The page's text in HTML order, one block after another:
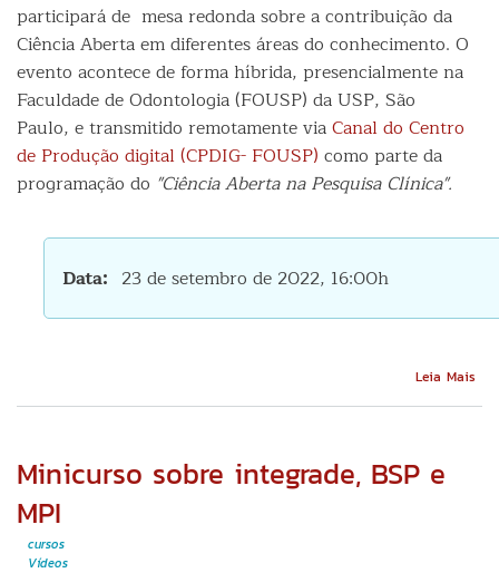
participará de mesa redonda sobre a contribuição da
Ciência Aberta em diferentes áreas do conhecimento. O
evento acontece de forma híbrida, presencialmente na
Faculdade de Odontologia (FOUSP) da USP, São
Paulo, e transmitido remotamente viaCanal do Centro
de Produção digital (CPDIG- FOUSP) como parte da
programação do "Ciência Aberta na Pesquisa Clínica".
Data 23 de setembro de 2022, 16:00h
Leia Mais
Minicurso sobre integrade, BSP e
MPI
cursos
Vídeos